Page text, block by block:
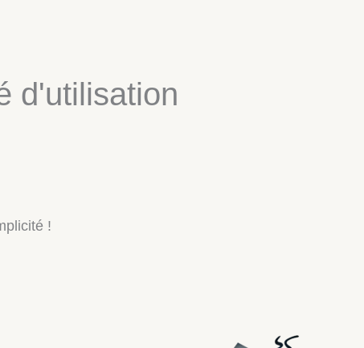
d'utilisation
!